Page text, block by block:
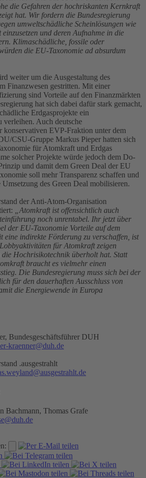
die Gefahren der hochriskanten Kernkraft
hat. Wir fordern die Bundesregierung
umweltschädliche Scheinlösungen wie
und deren Aufnahme in die
Klimaschädliche, fossile oder
die EU-Taxonomie ad absurdum
weiter um die Ausgestaltung des
Finanzwesen gestritten. Mit einer
sind Vorteile auf den Finanzmärkten
hat sich dabei dafür stark gemacht,
Erdgasprojekte ein
verleihen. Auch deutsche
konservativen EVP-Fraktion unter dem
CSU-Gruppe Markus Pieper hatten sich
für Atomkraft und Erdgas
solcher Projekte würde jedoch dem Do-
und damit dem Green Deal der EU
soll mehr Transparenz schaffen und
des Green Deal mobilisieren.
der Anti-Atom-Organisation
„Atomkraft ist offensichtlich auch
noch unrentabel. Ihr jetzt über
der EU-Taxonomie Vorteile auf dem
eine indirekte Förderung zu verschaffen, ist
für Atomkraft zeigen
Hochrisikotechnik überholt hat. Statt
braucht es vielmehr einen
Die Bundesregierung muss sich bei der
für den dauerhaften Ausschluss von
die Energiewende in Europa
Bundesgeschäftsführer DUH
kraenner@duh.de
.ausgestrahlt
Bachmann, Thomas Grafe